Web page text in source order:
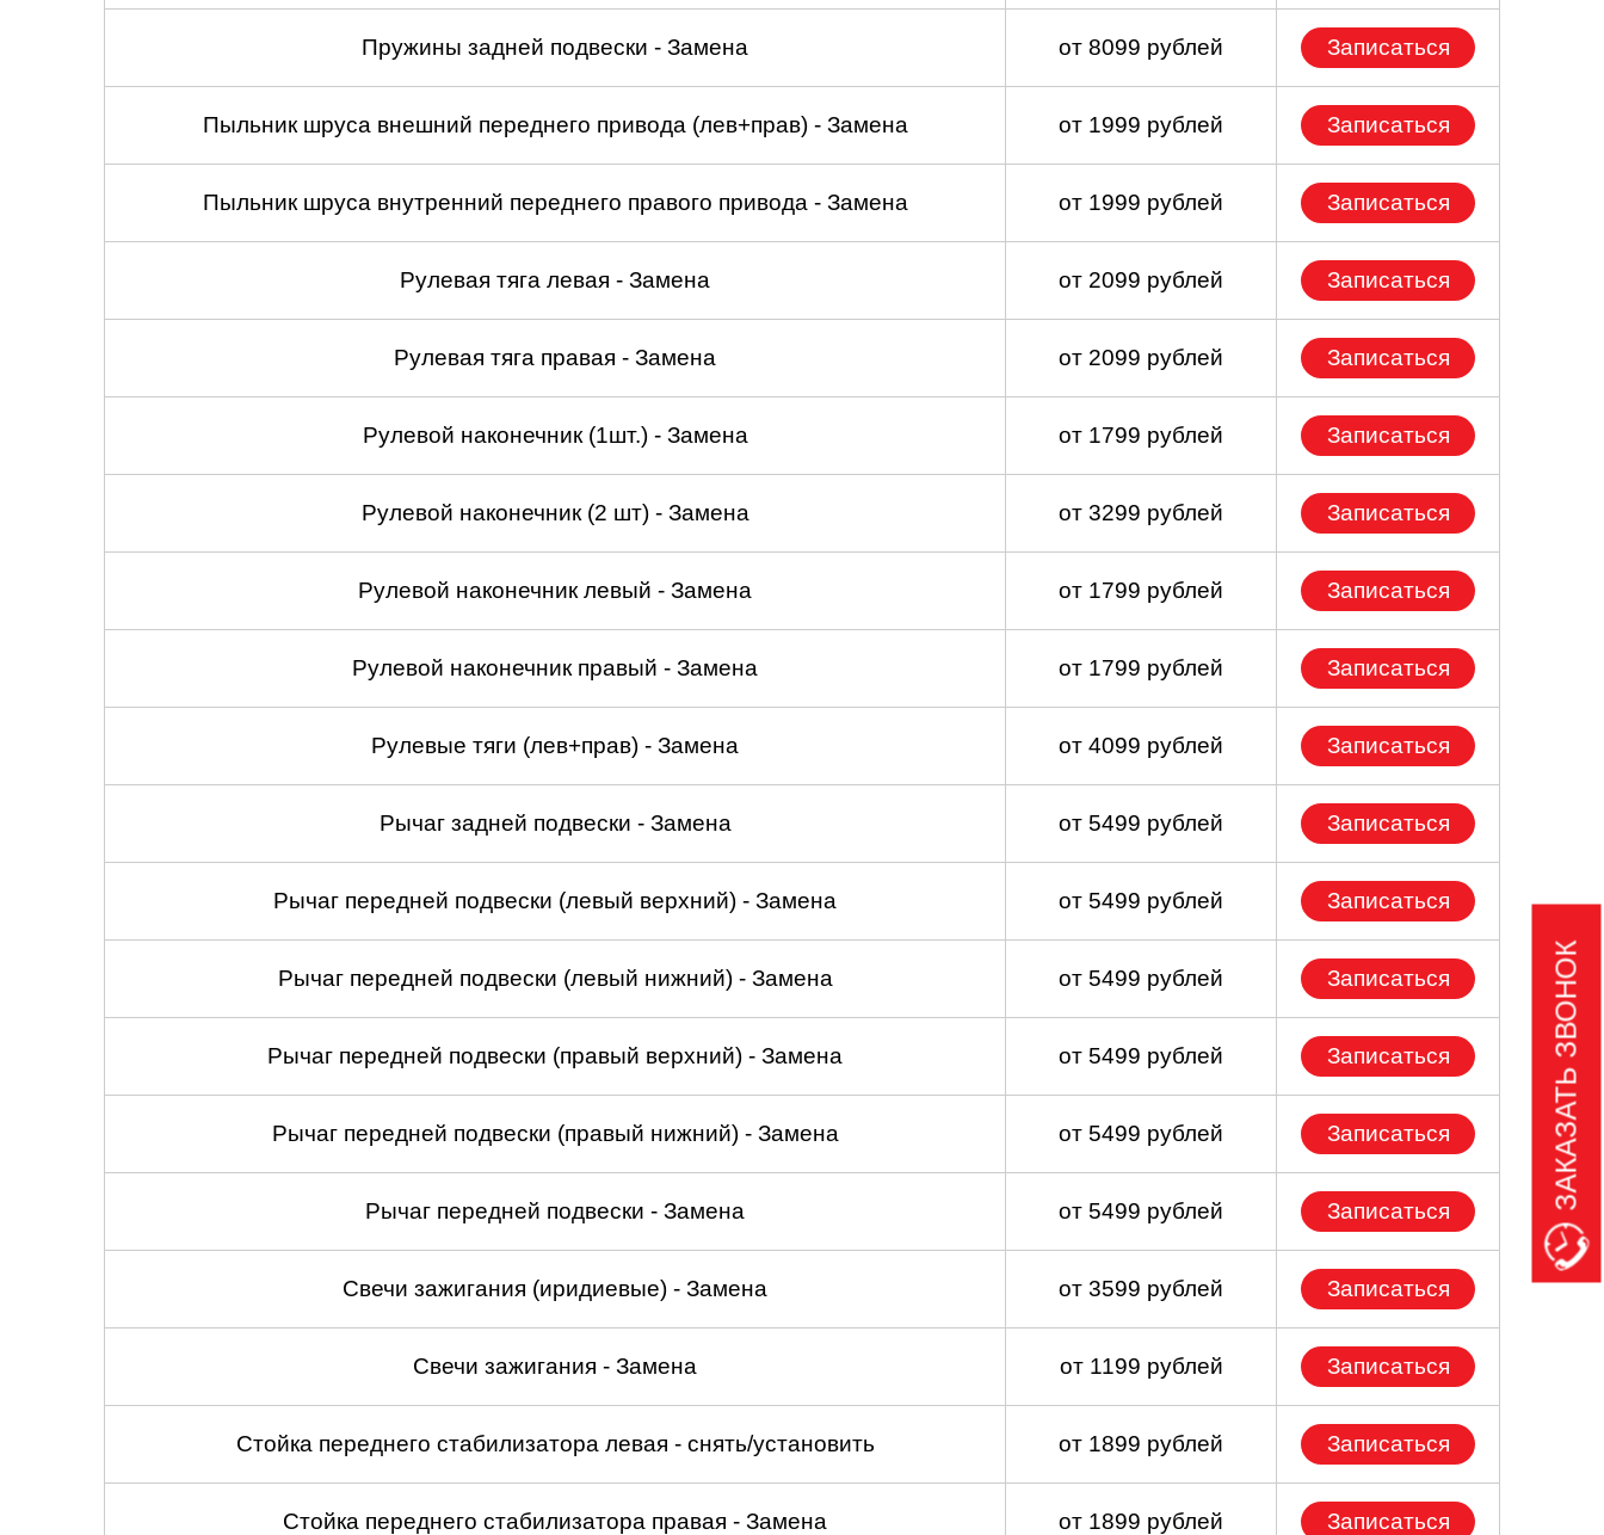
Пружины задней подвески - Замена от 8099 рублей Записаться
Пыльник шруса внешний переднего привода (лев+прав) - Замена от 1999 рублей Записаться
Пыльник шруса внутренний переднего правого привода - Замена от 1999 рублей Записаться
Рулевая тяга левая - Замена от 2099 рублей Записаться
Рулевая тяга правая - Замена от 2099 рублей Записаться
Рулевой наконечник (1шт.) - Замена от 1799 рублей Записаться
Рулевой наконечник (2 шт) - Замена от 3299 рублей Записаться
Рулевой наконечник левый - Замена от 1799 рублей Записаться
Рулевой наконечник правый - Замена от 1799 рублей Записаться
Рулевые тяги (лев+прав) - Замена от 4099 рублей Записаться
Рычаг задней подвески - Замена от 5499 рублей Записаться
Рычаг передней подвески (левый верхний) - Замена от 5499 рублей Записаться
Рычаг передней подвески (левый нижний) - Замена от 5499 рублей Записаться
Рычаг передней подвески (правый верхний) - Замена от 5499 рублей Записаться
Рычаг передней подвески (правый нижний) - Замена от 5499 рублей Записаться
Рычаг передней подвески - Замена от 5499 рублей Записаться
Свечи зажигания (иридиевые) - Замена от 3599 рублей Записаться
Свечи зажигания - Замена от 1199 рублей Записаться
Стойка переднего стабилизатора левая - снять/установить от 1899 рублей Записаться
Стойка переднего стабилизатора правая - Замена от 1899 рублей Записаться
ЗАКАЗАТЬ ЗВОНОК